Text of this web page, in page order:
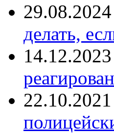
29.08.2024
делать,
14.12.2023
22.10.2021